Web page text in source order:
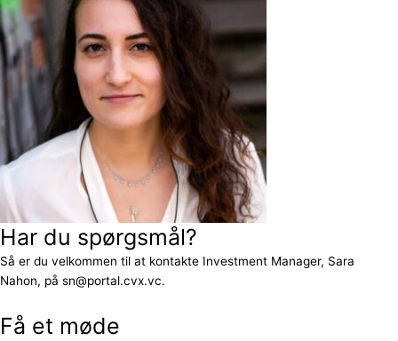
Har du spørgsmål?
Så er du velkommen til at kontakte Investment Manager, Sara
Nahon, på sn@portal.cvx.vc.
Få et møde